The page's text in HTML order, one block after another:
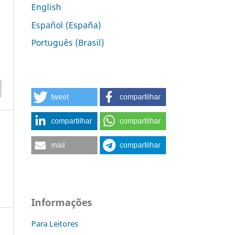
English
Español (España)
Português (Brasil)
tweet compartilhar
compartilhar compartilhar
mail compartilhar
Informações
Para Leitores